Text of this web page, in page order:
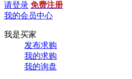
请登录 免费注册
我的会员中心
我是买家
发布求购
我的求购
我的询盘